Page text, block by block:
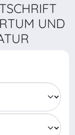
UND